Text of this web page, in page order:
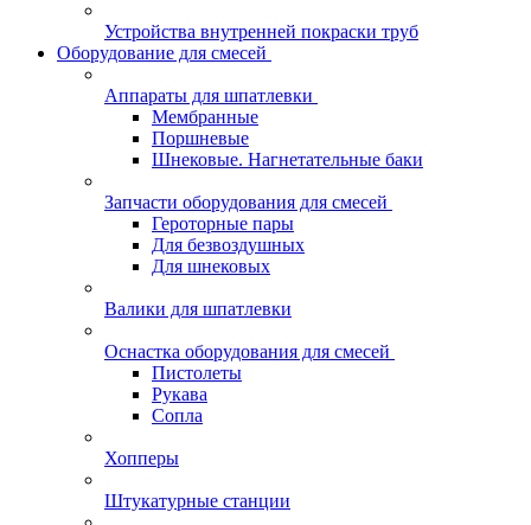
Устройства внутренней покраски труб
Оборудование для смесей
Аппараты для шпатлевки
Мембранные
Поршневые
Шнековые. Нагнетательные баки
Запчасти оборудования для смесей
Героторные пары
Для безвоздушных
Для шнековых
Валики для шпатлевки
Оснастка оборудования для смесей
Пистолеты
Рукава
Сопла
Хопперы
Штукатурные станции